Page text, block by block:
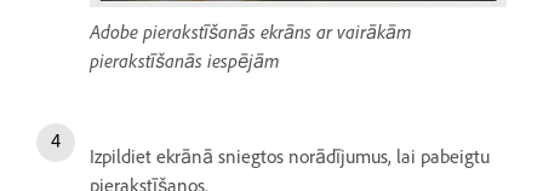
Adobe pierakstīšanās ekrāns ar vairākām
pierakstīšanās iespējām
Izpildiet ekrānā sniegtos norādījumus, lai pabeigtu
pierakstīšanos.